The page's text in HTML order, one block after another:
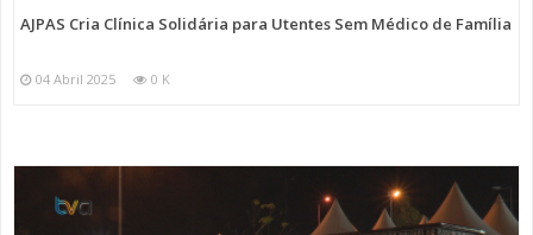
AJPAS Cria Clínica Solidária para Utentes Sem Médico de Família
04 Abril 2025 0 K